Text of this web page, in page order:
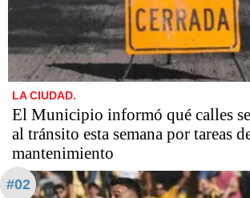
LA CIUDAD.
El Municipio informó qué calles
al tránsito esta semana por tareas
mantenimiento
#02